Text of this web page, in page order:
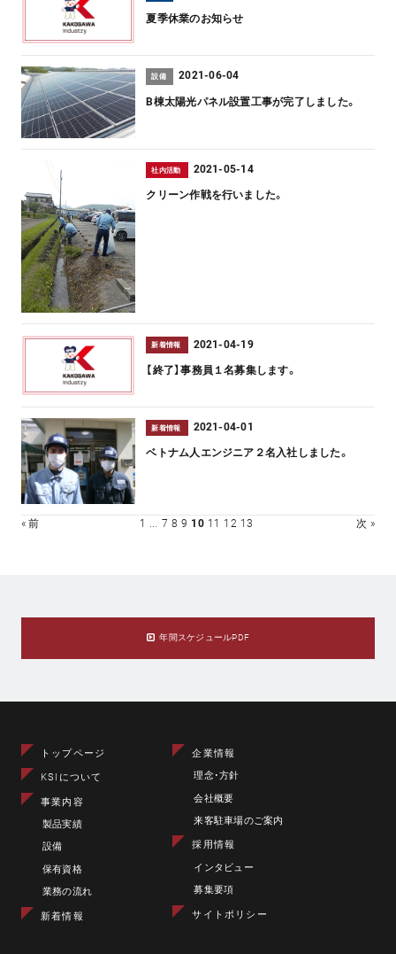
夏季休業のお知らせ
設備 2021-06-04
B棟太陽光パネル設置工事が完了しました。
社内活動 2021-05-14
クリーン作戦を行いました。
新着情報 2021-04-19
【終了】事務員１名募集します。
新着情報 2021-04-01
ベトナム人エンジニア２名入社しました。
« 前 1 ... 7 8 9 10 11 12 13 次 »
年間スケジュールPDF
トップページ
KSIについて
事業内容
製品実績
設備
保有資格
業務の流れ
新着情報
企業情報
理念･方針
会社概要
来客駐車場のご案内
採用情報
インタビュー
募集要項
サイトポリシー